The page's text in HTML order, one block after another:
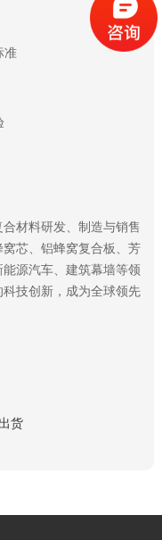
准
材料研发、制造与销售
芯、铝蜂窝复合板、芳
源汽车、建筑幕墙等领
技创新，成为全球领先
货